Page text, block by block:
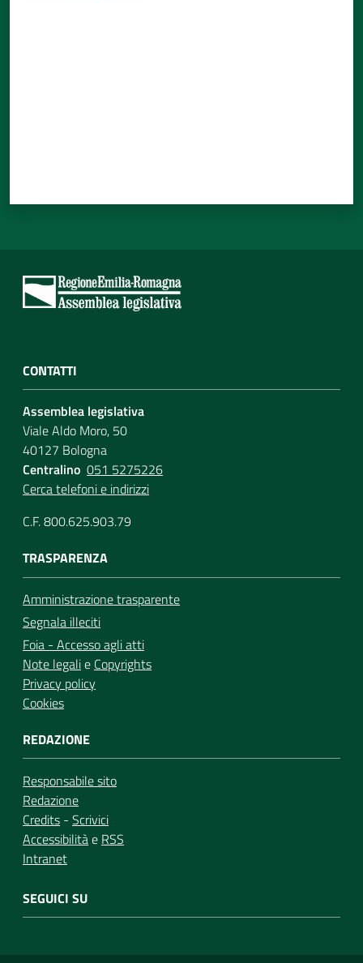
CONTATTI
Assemblea legislativa
Viale Aldo Moro, 50
40127 Bologna
Centralino 051 5275226
Cerca telefoni e indirizzi
C.F. 800.625.903.79
TRASPARENZA
Amministrazione trasparente
Segnala illeciti
Foia - Accesso agli atti
Note legalie Copyrights
Privacy policy
Cookies
REDAZIONE
Responsabile sito
Redazione
Credits - Scrivici
Accessibilitàe RSS
Intranet
SEGUICI SU